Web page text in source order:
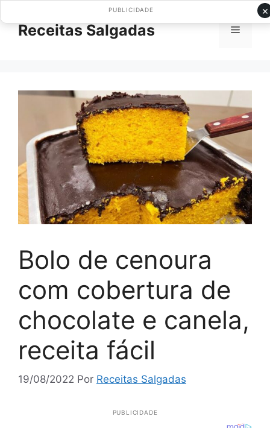
paraReceitas Salgadas Menu
Bolo de cenoura
com cobertura de
chocolate e canela,
receita fácil
19/08/2022 Por Receitas Salgadas
PUBLICIDADE
×
PUBLICIDADE